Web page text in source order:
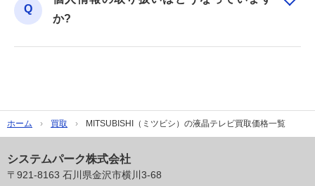
か?
ホーム 買取 MITSUBISHI（ミツビシ）の液晶テレビ買取価格一覧
システムパーク株式会社
〒921-8163 石川県金沢市横川3-68